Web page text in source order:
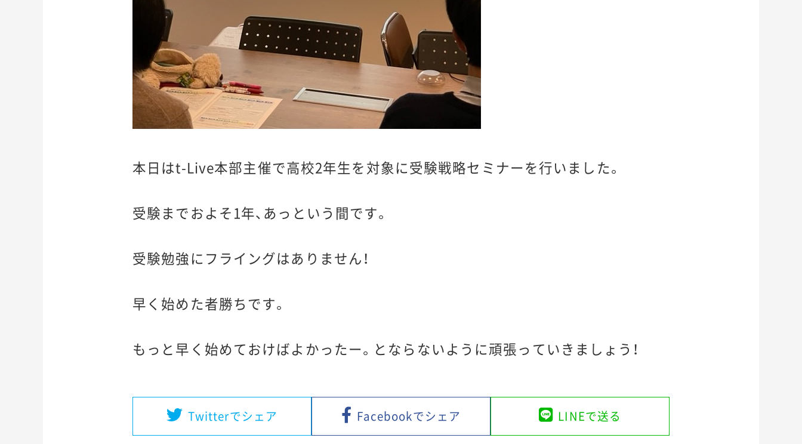
本日はt-Live本部主催で高校2年生を対象に受験戦略セミナーを行いました。
受験までおよそ1年、あっという間です。
受験勉強にフライングはありません！
早く始めた者勝ちです。
もっと早く始めておけばよかったー。とならないように頑張っていきましょう！
Twitterでシェア Facebookでシェア LINEで送る